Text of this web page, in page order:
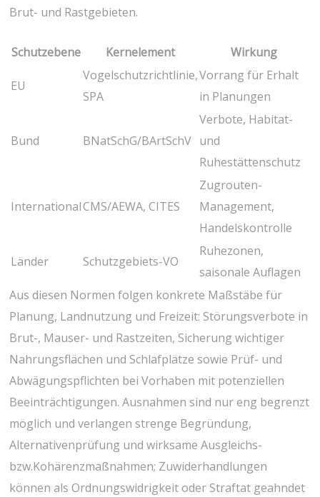
Brut- ‍und Rastgebieten.
Schutzebene Kernelement Wirkung
EU
Vogelschutzrichtlinie,
SPA
Vorrang für Erhalt⁣
in Planungen
Bund BNatSchG/BArtSchV
Verbote, Habitat-
und
Ruhestättenschutz
InternationalCMS/AEWA, CITES
Zugrouten-
Management,
Handelskontrolle
Länder Schutzgebiets-VO
Ruhezonen,
saisonale Auflagen
Aus diesen Normen folgen konkrete Maßstäbe für
Planung, Landnutzung und Freizeit: ⁢Störungsverbote in
Brut-, Mauser- ⁣und Rastzeiten, Sicherung wichtiger
Nahrungsflächen und Schlafplätze sowie Prüf- und
Abwägungspflichten bei Vorhaben mit potenziellen
Beeinträchtigungen. Ausnahmen sind nur eng begrenzt
möglich ⁣und verlangen⁢ strenge Begründung,
Alternativenprüfung und ⁤wirksame Ausgleichs-
bzw.Kohärenzmaßnahmen; Zuwiderhandlungen
können als Ordnungswidrigkeit oder Straftat geahndet